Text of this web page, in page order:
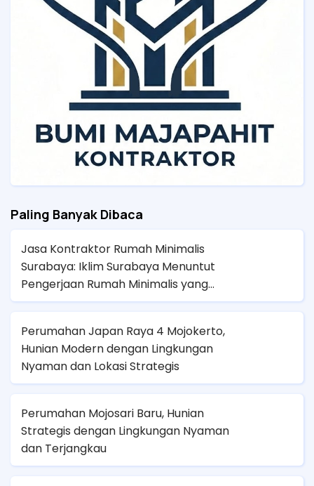
Paling Banyak Dibaca
Jasa Kontraktor Rumah Minimalis
Surabaya: Iklim Surabaya Menuntut
Pengerjaan Rumah Minimalis yang
Presisi Agar Tidak Panas dan Lembap
Perumahan Japan Raya 4 Mojokerto,
Hunian Modern dengan Lingkungan
Nyaman dan Lokasi Strategis
Perumahan Mojosari Baru, Hunian
Strategis dengan Lingkungan Nyaman
dan Terjangkau